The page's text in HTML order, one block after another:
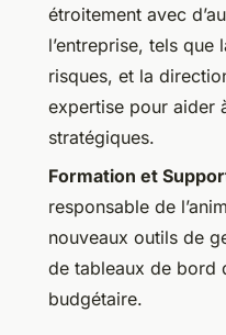
étroitement avec
l’entreprise, tels
risques, et la
expertise pour aider
stratégiques.
Formation et
responsable de
nouveaux outils de
de tableaux de bord
budgétaire.